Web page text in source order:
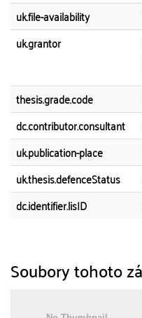
uk.file-availability
uk.grantor
thesis.grade.code
dc.contributor.consultant
uk.publication-place
uk.thesis.defenceStatus
dc.identifier.lisID
Soubory tohoto